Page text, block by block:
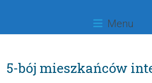
Menu
5-bój mieszkańców